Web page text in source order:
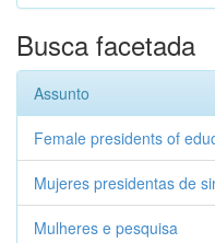
Busca facetada
Assunto
Female presidents of
Mujeres presidentas de
Mulheres e pesquisa